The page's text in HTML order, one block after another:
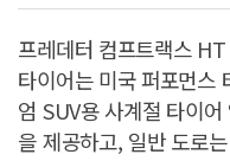
프레데터 컴프트랙스
타이어는 미국 퍼포먼스
엄 SUV용 사계절 타이
을 제공하고, 일반 도로